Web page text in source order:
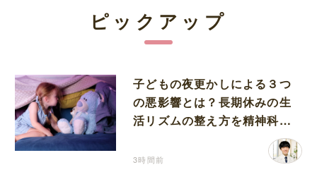
ピックアップ
子どもの夜更かしによる３つ
の悪影響とは？長期休みの生
活リズムの整え方を精神科医
3時間前